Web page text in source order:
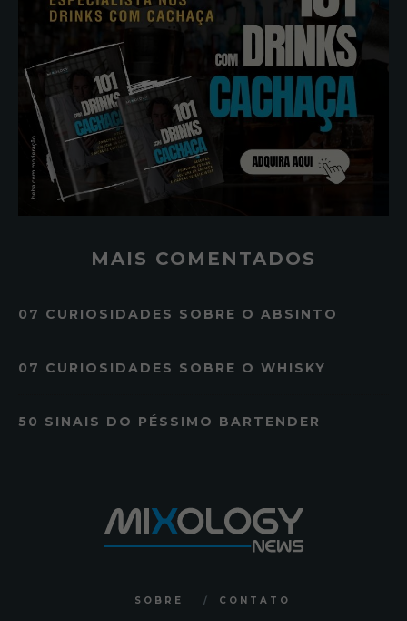
MAIS COMENTADOS
07 CURIOSIDADES SOBRE O ABSINTO
07 CURIOSIDADES SOBRE O WHISKY
50 SINAIS DO PÉSSIMO BARTENDER
SOBRE CONTATO